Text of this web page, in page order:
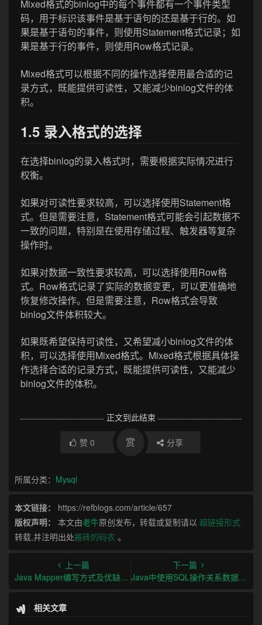
Mixed格式的binlog中的每个事件都有一个事件类型
码，用于标识该事件是基于语句的还是基于行的。如
果是基于语句的事件，则使用Statement格式记录；如
果是基于行的事件，则使用Row格式记录。
Mixed格式可以根据不同的操作选择使用最合适的记
录方式，既能提供可读性，又能减少binlog文件的体
积。
1.5 录入格式的选择
在选择binlog的录入格式时，需要根据实际情况进行
权衡。
如果对可读性要求较高，可以选择使用Statement格
式。但是需要注意，Statement格式可能会引起数据不
一致的问题，特别是在使用存储过程、触发器等复杂
操作时。
如果对数据一致性要求较高，可以选择使用Row格
式。Row格式记录了实际的数据变更，可以更准确地
恢复修改操作。但是需要注意，Row格式会导致
binlog文件体积较大。
如果既希望保持可读性，又希望减小binlog文件的体
积，可以选择使用Mixed格式。Mixed格式根据具体操
作选择合适的记录方式，既能提供可读性，又能减少
binlog文件的体积。
正文到此结束
赞 0 赏 分享
所属分类： Mysql
本文链接：
https://refblogs.com/article/657
版权声明：
本文由老牛原创发布，转载或复制请以 超链接形式
转载,并注明出处搬砖的码农 。
上一篇
Java Mapper编写方式及优缺点对比
下一篇
Java中使用SQL操作关系数据库的指南
相关文章